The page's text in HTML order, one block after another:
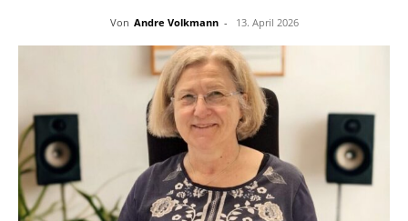
Von Andre Volkmann - 13. April 2026